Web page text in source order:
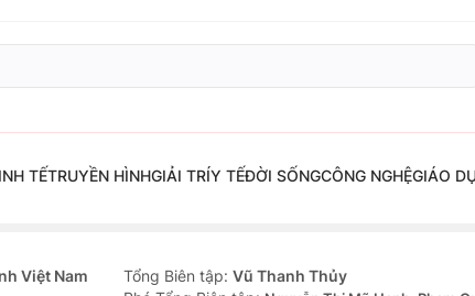
TẾTRUYỀN HÌNHGIẢI TRÍY TẾĐỜI SỐNGCÔNG NGHỆGIÁO
Việt Nam
Tổng Biên tập: Vũ Thanh Thủy